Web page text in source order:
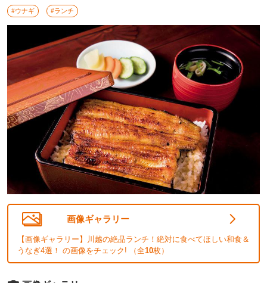
#ウナギ #ランチ
画像ギャラリー
【画像ギャラリー】川越の絶品ランチ！絶対に食べてほしい和食＆
うなぎ4選！ の画像をチェック! （全10枚）